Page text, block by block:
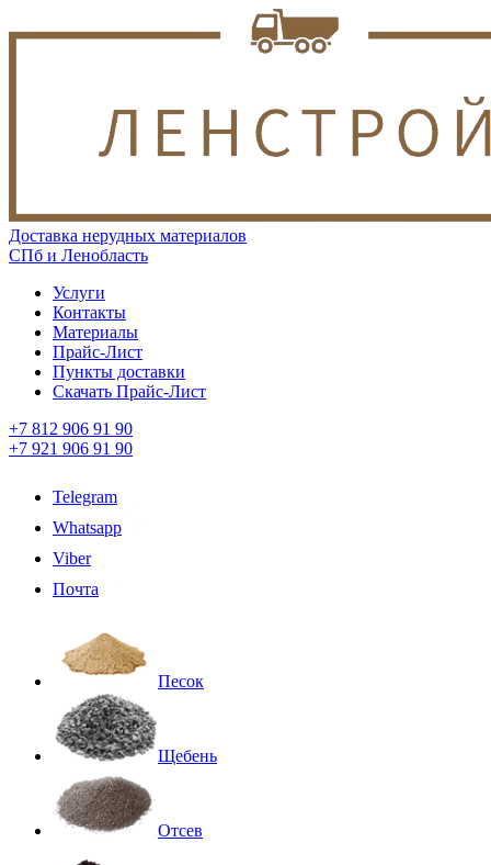
Доставка нерудных материалов
СПб и Ленобласть
Услуги
Контакты
Материалы
Прайс-Лист
Пункты доставки
Скачать Прайс-Лист
+7 812 906 91 90
+7 921 906 91 90
Telegram
Whatsapp
Viber
Почта
Песок
Щебень
Отсев